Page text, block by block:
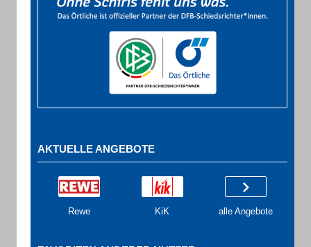
AKTUELLE ANGEBOTE
Rewe KiK alle Angebote